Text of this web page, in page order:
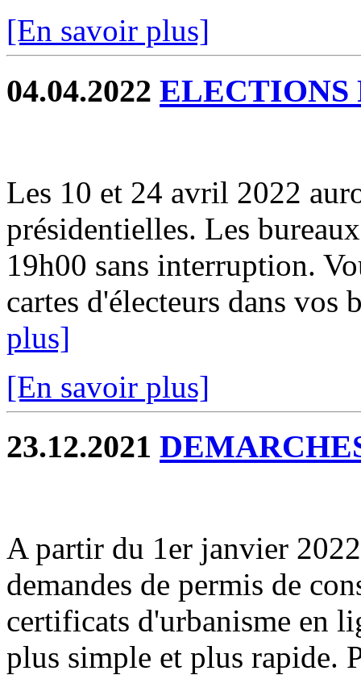
[En savoir plus]
04.04.2022 ELECTIONS
Les 10 et 24 avril 2022
présidentielles. Les
19h00 sans interruption.
cartes d'électeurs dans vos
plus]
[En savoir plus]
23.12.2021
A partir du 1er janvier
demandes de permis de
certificats d'urbanisme en
plus simple et plus rapide.